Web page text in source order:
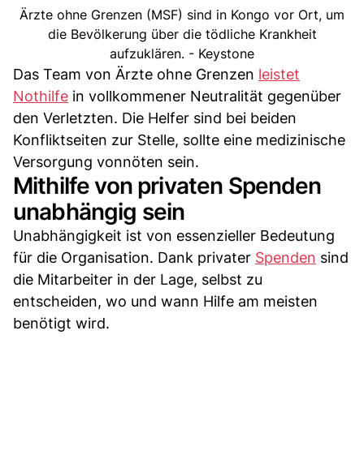
Ärzte ohne Grenzen (MSF) sind in Kongo vor Ort, um
die Bevölkerung über die tödliche Krankheit
aufzuklären. - Keystone
Das Team von Ärzte ohne Grenzen leistet
Nothilfe in vollkommener Neutralität gegenüber
den Verletzten. Die Helfer sind bei beiden
Konfliktseiten zur Stelle, sollte eine medizinische
Versorgung vonnöten sein.
Mithilfe von privaten Spenden
unabhängig sein
Unabhängigkeit ist von essenzieller Bedeutung
für die Organisation. Dank privater Spenden sind
die Mitarbeiter in der Lage, selbst zu
entscheiden, wo und wann Hilfe am meisten
benötigt wird.